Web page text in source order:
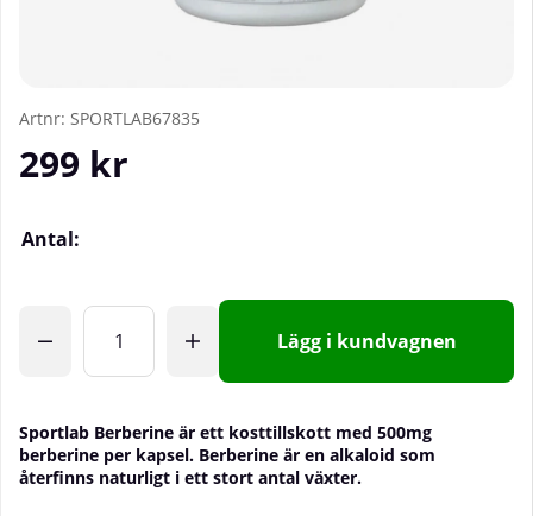
Artnr: SPORTLAB67835
299 kr
Antal:
Lägg i kundvagnen
Sportlab Berberine är ett kosttillskott med 500mg
berberine per kapsel. Berberine är en alkaloid som
återfinns naturligt i ett stort antal växter.